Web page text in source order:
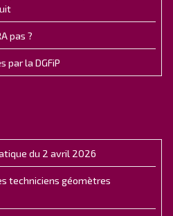
pas ?
par la DGFiP
du 2 avril 2026
techniciens géomètres